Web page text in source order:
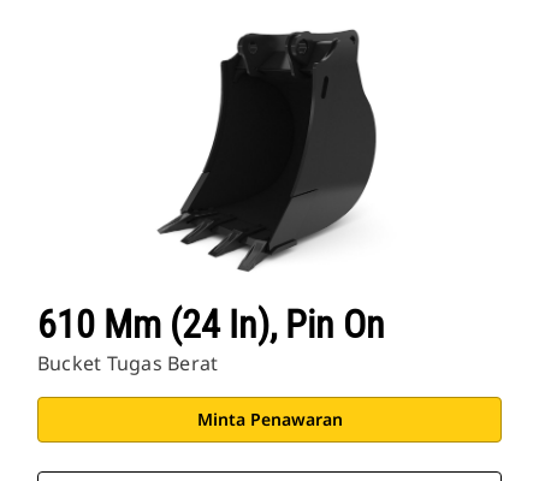
610 Mm (24 In), Pin On
Bucket Tugas Berat
Minta Penawaran